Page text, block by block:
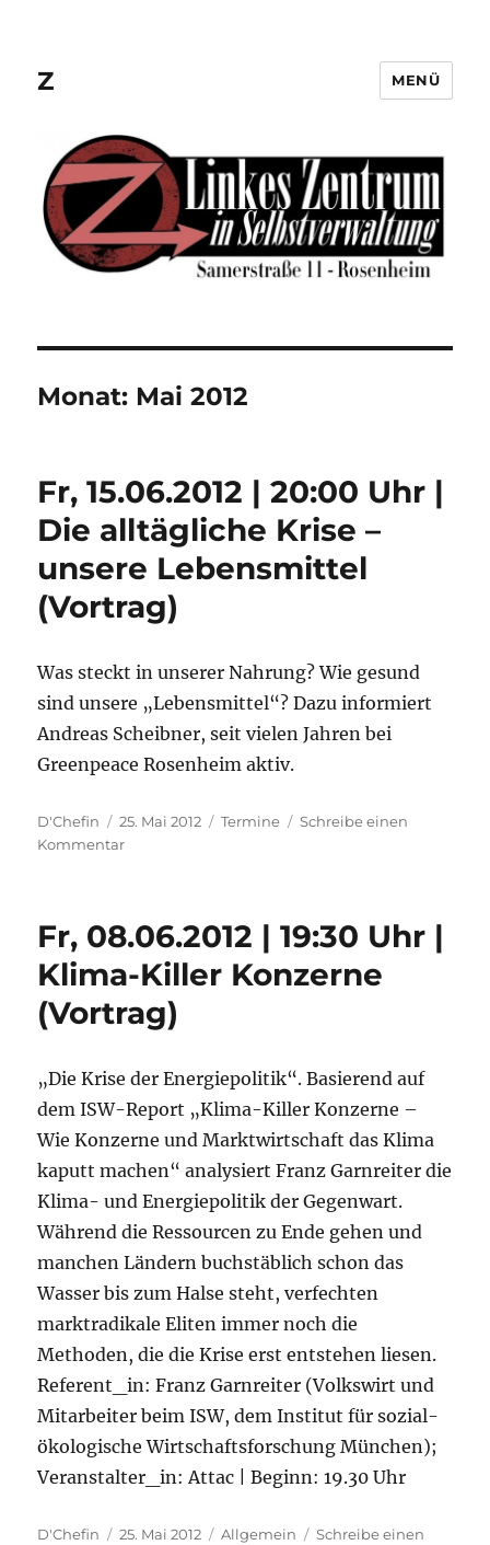
Z MENÜ
Monat: Mai 2012
Fr, 15.06.2012 | 20:00 Uhr |
Die alltägliche Krise –
unsere Lebensmittel
(Vortrag)
Was steckt in unserer Nahrung? Wie gesund
sind unsere „Lebensmittel“? Dazu informiert
Andreas Scheibner, seit vielen Jahren bei
Greenpeace Rosenheim aktiv.
Autor
D'Chefin
Veröffentlicht
am
25. Mai 2012 Kategorien
Termine
Schreibe einen
Kommentarzu
20:00
Die
alltägliche
–
Lebensmittel
(Vortrag)
Fr, 08.06.2012 | 19:30 Uhr |
Klima-Killer Konzerne
(Vortrag)
„Die Krise der Energiepolitik“. Basierend auf
dem ISW-Report „Klima-Killer Konzerne –
Wie Konzerne und Marktwirtschaft das Klima
kaputt machen“ analysiert Franz Garnreiter die
Klima- und Energiepolitik der Gegenwart.
Während die Ressourcen zu Ende gehen und
manchen Ländern buchstäblich schon das
Wasser bis zum Halse steht, verfechten
marktradikale Eliten immer noch die
Methoden, die die Krise erst entstehen liesen.
Referent_in: Franz Garnreiter (Volkswirt und
Mitarbeiter beim ISW, dem Institut für sozial-
ökologische Wirtschaftsforschung München);
Veranstalter_in: Attac | Beginn: 19.30 Uhr
Autor
D'Chefin
Veröffentlicht
25. Mai 2012 Kategorien
Allgemein
Schreibe einen